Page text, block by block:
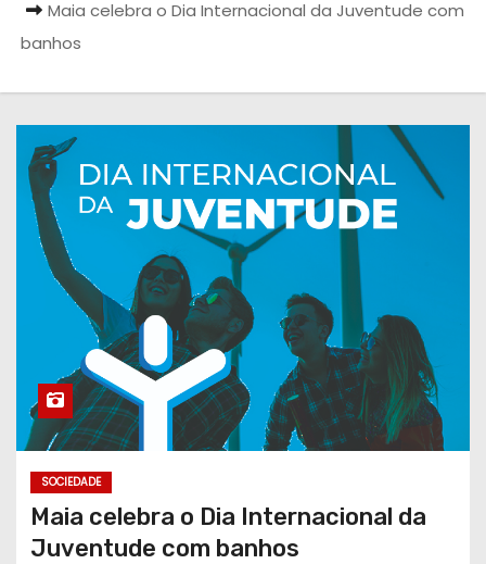
Maia celebra o Dia Internacional da Juventude com
banhos
SOCIEDADE
Maia celebra o Dia Internacional da
Juventude com banhos